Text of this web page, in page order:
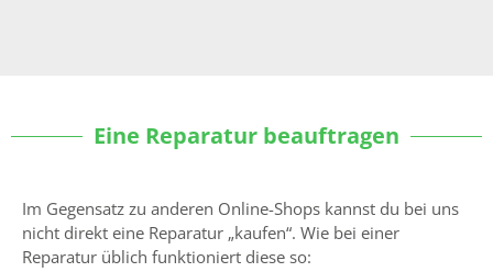
Eine Reparatur beauftragen
Im Gegensatz zu anderen Online-Shops kannst du bei uns
nicht direkt eine Reparatur „kaufen“. Wie bei einer
Reparatur üblich funktioniert diese so: